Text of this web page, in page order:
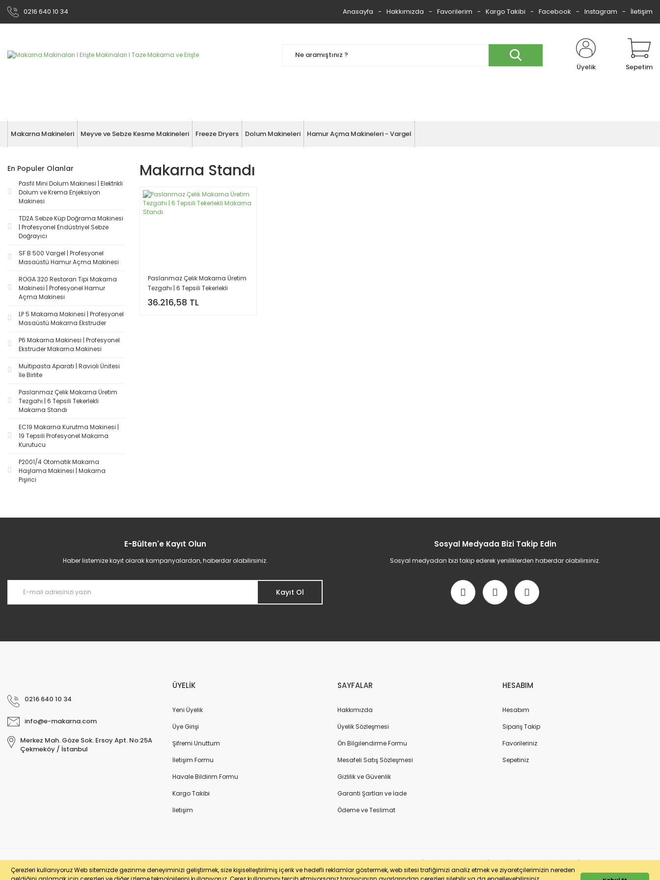
Çerezleri kullanıyoruz Web sitemizde gezinme deneyiminizi geliştirmek, size kişiselleştirilmiş içerik ve hedefli reklamlar göstermek, web sitesi trafiğimizi analiz etmek ve ziyaretçilerimizin nereden
0216 640 10 34 Anasayfa Hakkımızda Favorilerim Kargo Takibi Facebook Instagram İletişim
Üyelik Sepetim
Makarna Makineleri Meyve ve Sebze Kesme Makineleri Freeze Dryers Dolum Makineleri Hamur Açma Makineleri - Vargel
En Populer Olanlar
Pasfil Mini Dolum Makinesi | Elektrikli
Dolum ve Krema Enjeksiyon
Makinesi
TD2A Sebze Küp Doğrama Makinesi
| Profesyonel Endüstriyel Sebze
Doğrayıcı
SF B 500 Vargel | Profesyonel
Masaüstü Hamur Açma Makinesi
ROGA 320 Restoran Tipi Makarna
Makinesi | Profesyonel Hamur
Açma Makinesi
LP 5 Makarna Makinesi | Profesyonel
Masaüstü Makarna Ekstruder
P6 Makarna Makinesi | Profesyonel
Ekstruder Makarna Makinesi
Multipasta Aparatı | Ravioli Ünitesi
İle Birlite
Paslanmaz Çelik Makarna Üretim
Tezgahı | 6 Tepsili Tekerlekli
Makarna Standı
EC19 Makarna Kurutma Makinesi |
19 Tepsili Profesyonel Makarna
Kurutucu
P2001/4 Otomatik Makarna
Haşlama Makinesi | Makarna
Pişirici
Makarna Standı
Paslanmaz Çelik Makarna Üretim
Tezgahı | 6 Tepsili Tekerlekli
Makarna Standı
36.216,58 TL
E-Bülten'e Kayıt Olun
Haber listemize kayıt olarak kampanyalardan, haberdar olabilirsiniz.
Kayıt Ol
Sosyal Medyada Bizi Takip Edin
Sosyal medyadan bizi takip ederek yeniliklerden haberdar olabilirsiniz.
0216 640 10 34
info@e-makarna.com
Merkez Mah. Göze Sok. Ersoy Apt. No:25A
Çekmeköy / İstanbul
ÜYELİK
Yeni Üyelik
Üye Girişi
Şifremi Unuttum
İletişim Formu
Havale Bildirim Formu
Kargo Takibi
İletişim
SAYFALAR
Hakkımızda
Üyelik Sözleşmesi
Ön Bilgilendirme Formu
Mesafeli Satış Sözleşmesi
Gizlilik ve Güvenlik
Garanti Şartları ve İade
Ödeme ve Teslimat
HESABIM
Hesabım
Sipariş Takip
Favorileriniz
Sepetiniz
© e-makarna.com Tüm Hakları Saklıdır. Kredi kartı bilgileriniz 256bit SSL sertifikası ile korunmaktadır. Pasfil Makine Sanayi ve Ticaret Ltd. Şti. | Vergi No: 7220436611 | MERSİS No: 072204366100013 | Ticaret Sicil No: 586968-0